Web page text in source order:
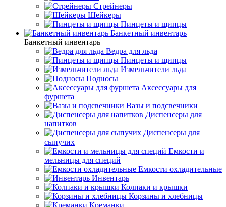
Стрейнеры
Шейкеры
Пинцеты и щипцы
Банкетный инвентарь
Банкетный инвентарь
Ведра для льда
Пинцеты и щипцы
Измельчители льда
Подносы
Аксессуары для
фуршета
Вазы и подсвечники
Диспенсеры для
напитков
Диспенсеры для
сыпучих
Емкости и
мельницы для специй
Емкости охладительные
Инвентарь
Колпаки и крышки
Корзины и хлебницы
Креманки